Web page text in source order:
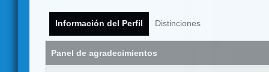
Información del Perfil Distinciones
Panel de agradecimientos